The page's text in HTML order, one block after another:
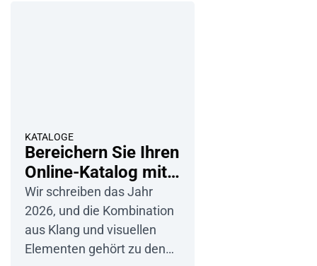
KATALOGE
Bereichern Sie Ihren
Online-Katalog mit
Audioinhalten
Wir schreiben das Jahr
2026, und die Kombination
aus Klang und visuellen
Elementen gehört zu den